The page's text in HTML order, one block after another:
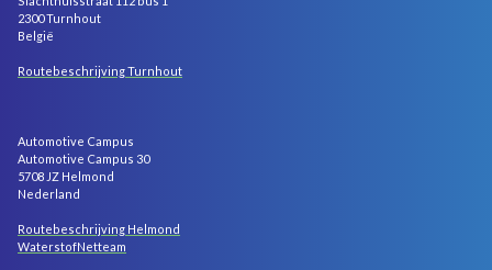
2300 Turnhout
België
Routebeschrijving Turnhout
Automotive Campus
Automotive Campus 30
5708 JZ Helmond
Nederland
Routebeschrijving Helmond
WaterstofNetteam